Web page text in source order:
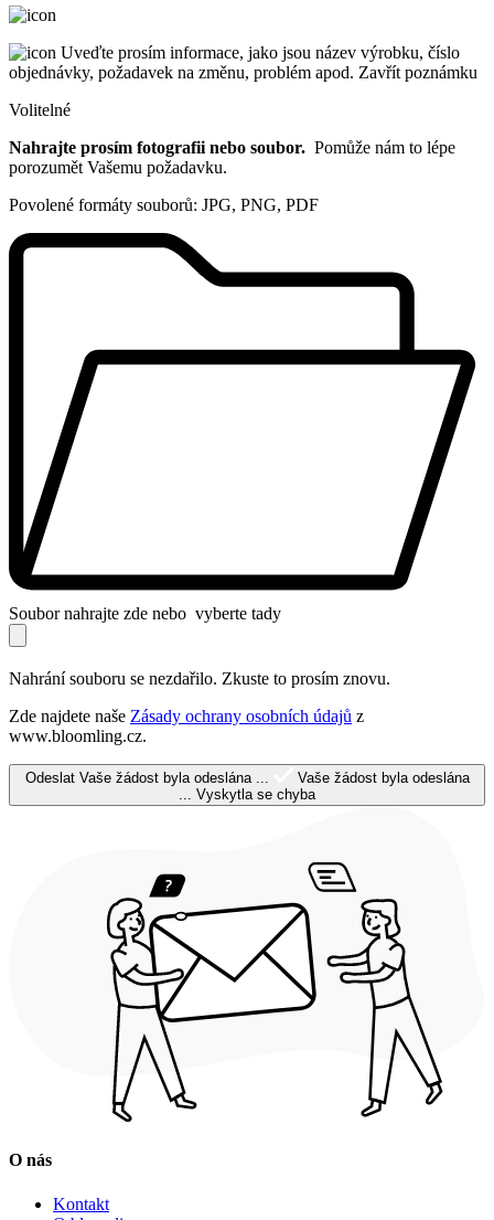
Uveďte prosím informace, jako jsou název výrobku, číslo
objednávky, požadavek na změnu, problém apod. Zavřít poznámku
Volitelné
Nahrajte prosím fotografii nebo soubor. Pomůže nám to lépe
porozumět Vašemu požadavku.
Povolené formáty souborů: JPG, PNG, PDF
Soubor nahrajte zde nebo vyberte tady
Nahrání souboru se nezdařilo. Zkuste to prosím znovu.
Zde najdete naše Zásady ochrany osobních údajů z
www.bloomling.cz.
Odeslat Vaše žádost byla odeslána ...
Vaše žádost byla odeslána
... Vyskytla se chyba
O nás
Kontakt